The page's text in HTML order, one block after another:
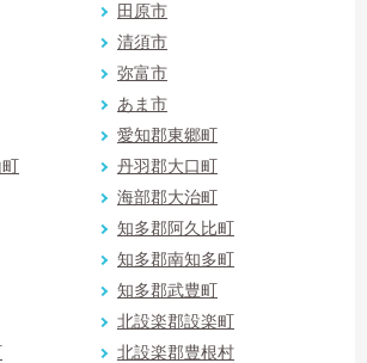
田原市
清須市
弥富市
あま市
愛知郡東郷町
丹羽郡大口町
海部郡大治町
知多郡阿久比町
知多郡南知多町
知多郡武豊町
北設楽郡設楽町
北設楽郡豊根村